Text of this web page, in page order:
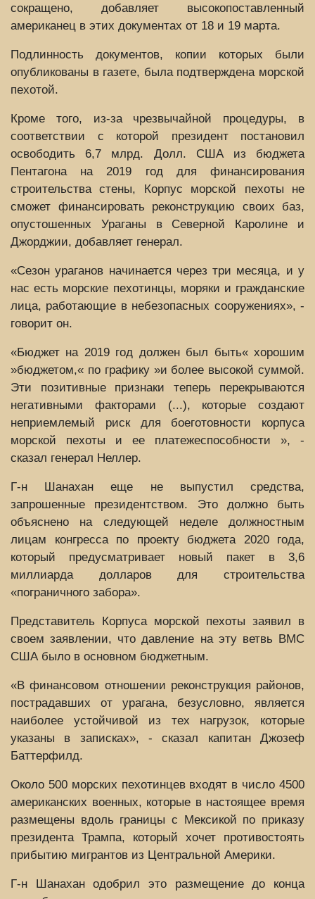
сокращено, добавляет высокопоставленный
американец в этих документах от 18 и 19 марта.
Подлинность документов, копии которых были
опубликованы в газете, была подтверждена морской
пехотой.
Кроме того, из-за чрезвычайной процедуры, в
соответствии с которой президент постановил
освободить 6,7 млрд. Долл. США из бюджета
Пентагона на 2019 год для финансирования
строительства стены, Корпус морской пехоты не
сможет финансировать реконструкцию своих баз,
опустошенных Ураганы в Северной Каролине и
Джорджии, добавляет генерал.
«Сезон ураганов начинается через три месяца, и у
нас есть морские пехотинцы, моряки и гражданские
лица, работающие в небезопасных сооружениях», -
говорит он.
«Бюджет на 2019 год должен был быть« хорошим
»бюджетом,« по графику »и более высокой суммой.
Эти позитивные признаки теперь перекрываются
негативными факторами (...), которые создают
неприемлемый риск для боеготовности корпуса
морской пехоты и ее платежеспособности », -
сказал генерал Неллер.
Г-н Шанахан еще не выпустил средства,
запрошенные президентством. Это должно быть
объяснено на следующей неделе должностным
лицам конгресса по проекту бюджета 2020 года,
который предусматривает новый пакет в 3,6
миллиарда долларов для строительства
«пограничного забора».
Представитель Корпуса морской пехоты заявил в
своем заявлении, что давление на эту ветвь ВМС
США было в основном бюджетным.
«В финансовом отношении реконструкция районов,
пострадавших от урагана, безусловно, является
наиболее устойчивой из тех нагрузок, которые
указаны в записках», - сказал капитан Джозеф
Баттерфилд.
Около 500 морских пехотинцев входят в число 4500
американских военных, которые в настоящее время
размещены вдоль границы с Мексикой по приказу
президента Трампа, который хочет противостоять
прибытию мигрантов из Центральной Америки.
Г-н Шанахан одобрил это размещение до конца